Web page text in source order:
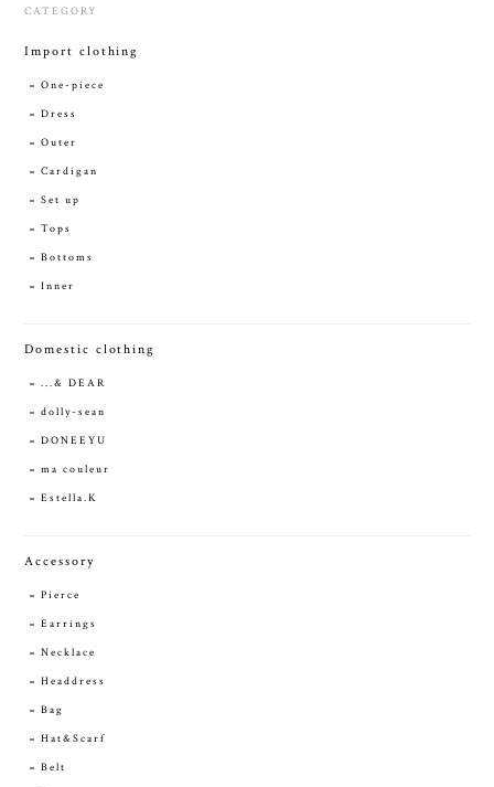
CATEGORY
Import clothing
One-piece
Dress
Outer
Cardigan
Set up
Tops
Bottoms
Inner
Domestic clothing
...& DEAR
dolly-sean
DONEEYU
ma couleur
Estella.K
Accessory
Pierce
Earrings
Necklace
Headdress
Bag
Hat&Scarf
Belt